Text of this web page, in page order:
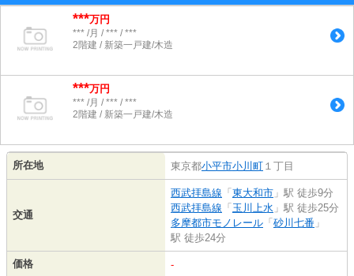
***万円
*** /月 / *** / ***
2階建 / 新築一戸建/木造
***万円
*** /月 / *** / ***
2階建 / 新築一戸建/木造
所在地 東京都小平市小川町 １丁目
交通
西武拝島線 「 東大和市 」駅 徒歩9分
西武拝島線 「 玉川上水 」駅 徒歩25分
多摩都市モノレール 「 砂川七番 」
駅 徒歩24分
価格 -